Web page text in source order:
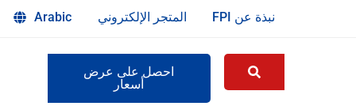
نبذة عن FPI المتجر الإلكتروني Arabic
احصل على عرض
أسعار